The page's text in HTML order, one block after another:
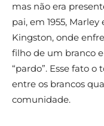
mas não era
pai, em 1955,
Kingston, onde
filho de um branco
“pardo”. Esse fato
entre os brancos
comunidade.